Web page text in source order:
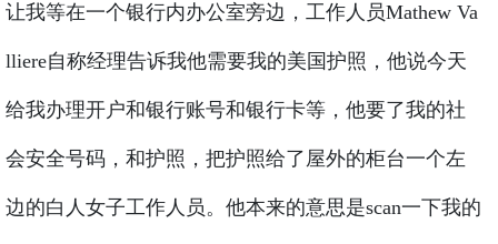
让我等在一个银行内办公室旁边，工作人员Mathew Va
lliere自称经理告诉我他需要我的美国护照，他说今天
给我办理开户和银行账号和银行卡等，他要了我的社
会安全号码，和护照，把护照给了屋外的柜台一个左
边的白人女子工作人员。他本来的意思是scan一下我的